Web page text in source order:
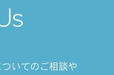
いてのご相談や